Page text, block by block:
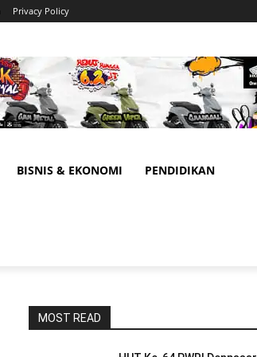
Privacy Policy
BISNIS & EKONOMI PENDIDIKAN
MOST READ